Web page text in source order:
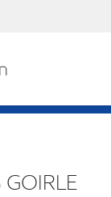
GOIRLE